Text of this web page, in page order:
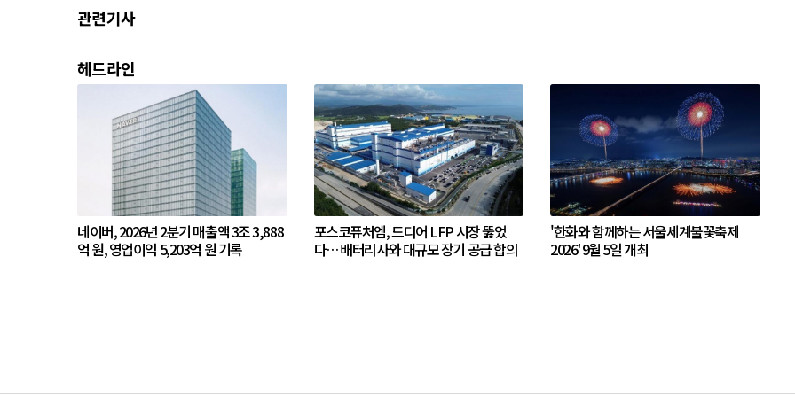
관련기사
헤드라인
네이버, 2026년 2분기 매출액 3조 3,888
억 원, 영업이익 5,203억 원 기록
포스코퓨처엠, 드디어 LFP 시장 뚫었
다… 배터리사와 대규모 장기 공급 합의
'한화와 함께하는 서울세계불꽃축제
2026' 9월 5일 개최